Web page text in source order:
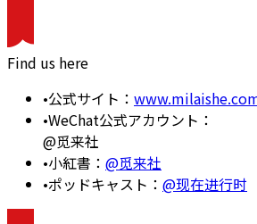
Find us here
•公式サイト：
•WeChat公式アカウント：
@觅来社
•小紅書： @觅来社
•ポッドキャスト： @现在进行时